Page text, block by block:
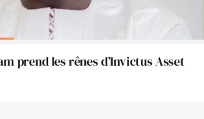
prend les rênes d’Invictus Asset